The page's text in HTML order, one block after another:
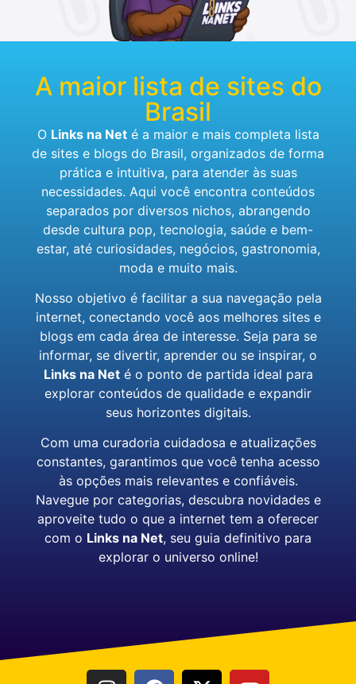
A maior lista de sites do
Brasil
O Links na Neté a maior e mais completa lista
de sites e blogs do Brasil, organizados de forma
prática e intuitiva, para atender às suas
necessidades. Aqui você encontra conteúdos
separados por diversos nichos, abrangendo
desde cultura pop, tecnologia, saúde e bem-
estar, até curiosidades, negócios, gastronomia,
moda e muito mais.
Nosso objetivo é facilitar a sua navegação pela
internet, conectando você aos melhores sites e
blogs em cada área de interesse. Seja para se
informar, se divertir, aprender ou se inspirar, o
Links na Neté o ponto de partida ideal para
explorar conteúdos de qualidade e expandir
seus horizontes digitais.
Com uma curadoria cuidadosa e atualizações
constantes, garantimos que você tenha acesso
às opções mais relevantes e confiáveis.
Navegue por categorias, descubra novidades e
aproveite tudo o que a internet tem a oferecer
com o Links na Net, seu guia definitivo para
explorar o universo online!